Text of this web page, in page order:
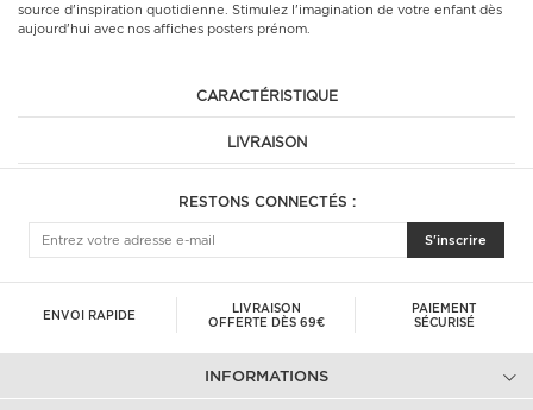
source d'inspiration quotidienne. Stimulez l'imagination de votre enfant dès
aujourd'hui avec nos affiches posters prénom.
CARACTÉRISTIQUE
LIVRAISON
RESTONS CONNECTÉS :
S'inscrire
ENVOI RAPIDE
LIVRAISON
OFFERTE DÈS 69€
PAIEMENT
SÉCURISÉ
INFORMATIONS